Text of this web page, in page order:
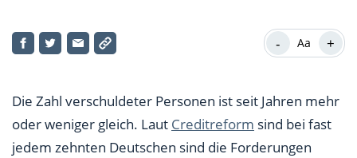
Zweck
Unbedingt Frist einhalten
Drittschuldnererklärung schützt vor Ärger
- Aa +
Die Zahl verschuldeter Personen ist seit Jahren mehr
oder weniger gleich. Laut Creditreform sind bei fast
jedem zehnten Deutschen sind die Forderungen